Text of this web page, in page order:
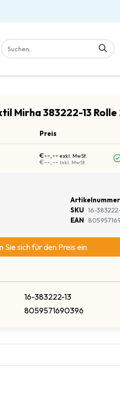
Mirha 383222-13
Preis
€--,-- exkl. MwSt.
€--,-- Inkl. MwSt.
Artikelnummer
SKU 16-
EAN
Sie sich für den Preis ein
16-383222-13
8059571690396